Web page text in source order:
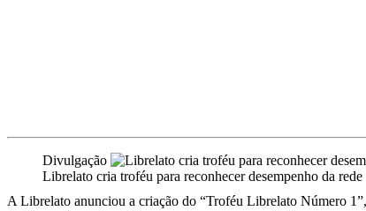
Divulgação
Librelato cria troféu para reconhecer desempenho da rede
A Librelato anunciou a criação do “Troféu Librelato Número